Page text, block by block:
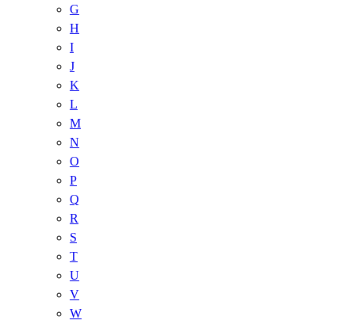
G
H
I
J
K
L
M
N
O
P
Q
R
S
T
U
V
W